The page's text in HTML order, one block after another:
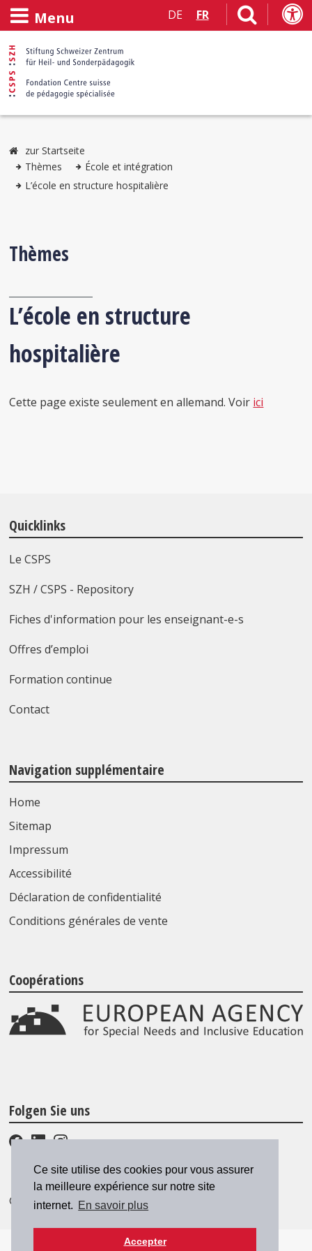
Ce site utilise des cookies pour vous assurer
la meilleure expérience sur notre site
internet. En savoir plus
Accepter
Menu DE FR
zur Startseite
Thèmes
École et intégration
L’école en structure hospitalière
Thèmes
L’école en structure
hospitalière
Cette page existe seulement en allemand. Voir ici
Quicklinks
Le CSPS
SZH / CSPS - Repository
Fiches d'information pour les enseignant-e-s
Offres d’emploi
Formation continue
Contact
Navigation supplémentaire
Home
Sitemap
Impressum
Accessibilité
Déclaration de confidentialité
Conditions générales de vente
Coopérations
Folgen Sie uns
© 2026 SZH/CSPS|csps@csps.ch